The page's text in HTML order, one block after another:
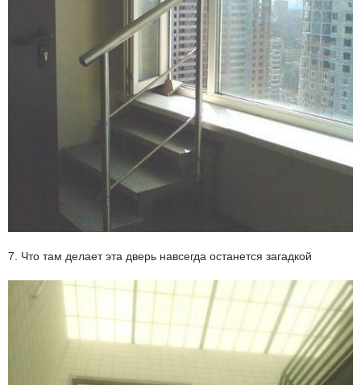
7. Что там делает эта дверь навсегда останется загадкой